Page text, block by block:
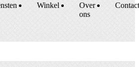
Winkel
Over
ons
Contact